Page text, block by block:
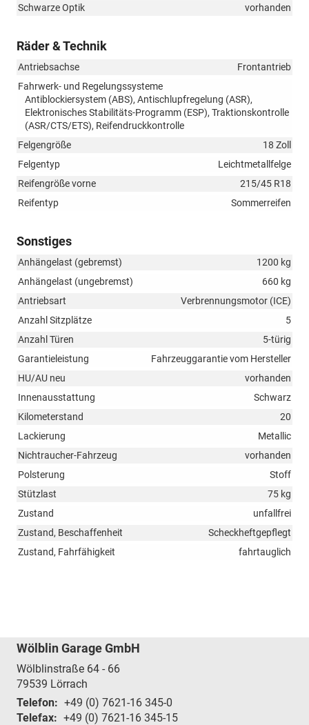
Schwarze Optik
vorhanden
Räder & Technik
Antriebsachse
Frontantrieb
Fahrwerk- und Regelungssysteme
Antiblockiersystem (ABS), Antischlupfregelung (ASR),
Elektronisches Stabilitäts-Programm (ESP), Traktionskontrolle
(ASR/CTS/ETS), Reifendruckkontrolle
Felgengröße
18 Zoll
Felgentyp
Leichtmetallfelge
Reifengröße vorne
215/45 R18
Reifentyp
Sommerreifen
Sonstiges
Anhängelast (gebremst)
1200 kg
Anhängelast (ungebremst)
660 kg
Antriebsart
Verbrennungsmotor (ICE)
Anzahl Sitzplätze
5
Anzahl Türen
5-türig
Garantieleistung
Fahrzeuggarantie vom Hersteller
HU/AU neu
vorhanden
Innenausstattung
Schwarz
Kilometerstand
20
Lackierung
Metallic
Nichtraucher-Fahrzeug
vorhanden
Polsterung
Stoff
Stützlast
75 kg
Zustand
unfallfrei
Zustand, Beschaffenheit
Scheckheftgepflegt
Zustand, Fahrfähigkeit
fahrtauglich
Wölblin Garage GmbH
Wölblinstraße 64 - 66
79539 Lörrach
Telefon: +49 (0) 7621-16 345-0
Telefax: +49 (0) 7621-16 345-15